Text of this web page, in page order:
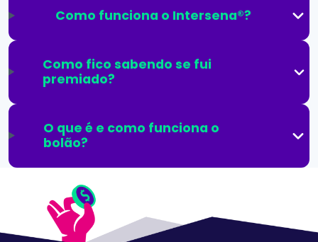
Como funciona o Intersena®?
Como fico sabendo se fui
premiado?
O que é e como funciona o
bolão?